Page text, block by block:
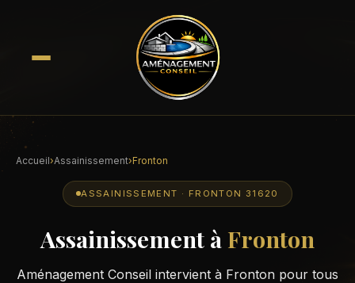
Accueil›Assainissement›Fronton
ASSAINISSEMENT · FRONTON 31620
Assainissement à Fronton
Aménagement Conseil intervient à Fronton pour tous